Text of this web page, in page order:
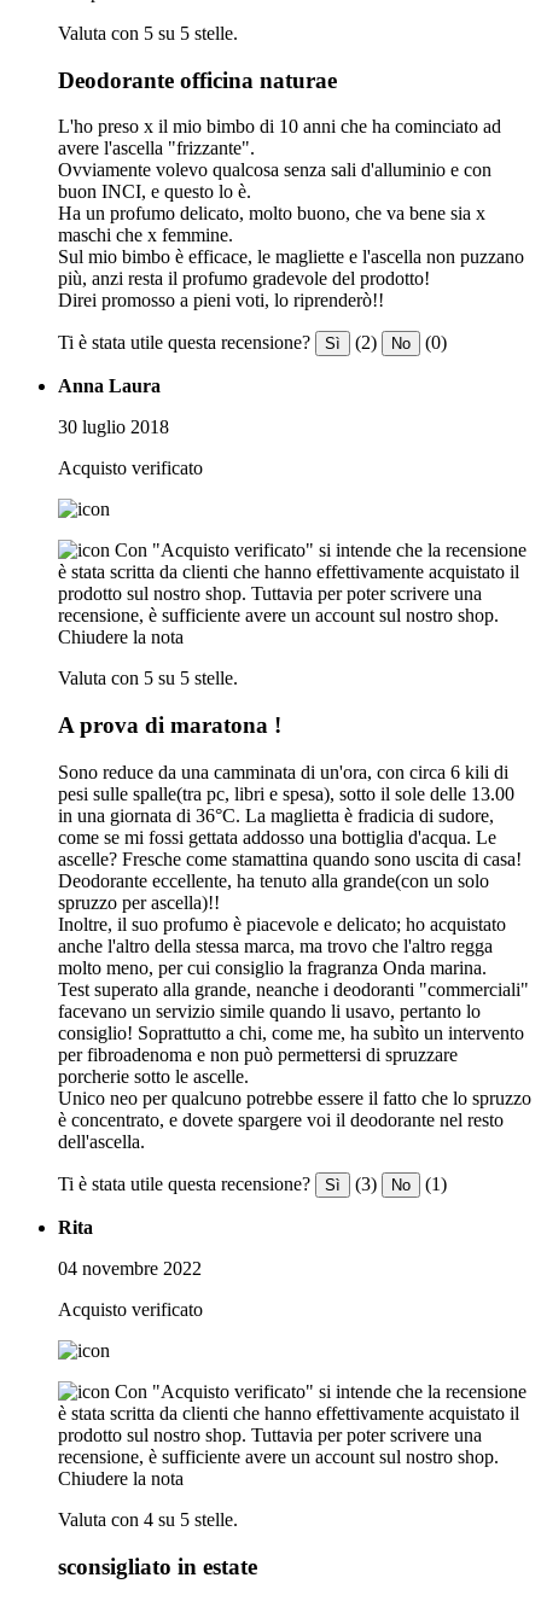
Valuta con 5 su 5 stelle.
Deodorante officina naturae
L'ho preso x il mio bimbo di 10 anni che ha cominciato ad
avere l'ascella "frizzante".
Ovviamente volevo qualcosa senza sali d'alluminio e con
buon INCI, e questo lo è.
Ha un profumo delicato, molto buono, che va bene sia x
maschi che x femmine.
Sul mio bimbo è efficace, le magliette e l'ascella non puzzano
più, anzi resta il profumo gradevole del prodotto!
Direi promosso a pieni voti, lo riprenderò!!
Ti è stata utile questa recensione? Sì (2) No (0)
Anna Laura
30 luglio 2018
Acquisto verificato
Con "Acquisto verificato" si intende che la recensione
è stata scritta da clienti che hanno effettivamente acquistato il
prodotto sul nostro shop. Tuttavia per poter scrivere una
recensione, è sufficiente avere un account sul nostro shop.
Chiudere la nota
Valuta con 5 su 5 stelle.
A prova di maratona !
Sono reduce da una camminata di un'ora, con circa 6 kili di
pesi sulle spalle(tra pc, libri e spesa), sotto il sole delle 13.00
in una giornata di 36°C. La maglietta è fradicia di sudore,
come se mi fossi gettata addosso una bottiglia d'acqua. Le
ascelle? Fresche come stamattina quando sono uscita di casa!
Deodorante eccellente, ha tenuto alla grande(con un solo
spruzzo per ascella)!!
Inoltre, il suo profumo è piacevole e delicato; ho acquistato
anche l'altro della stessa marca, ma trovo che l'altro regga
molto meno, per cui consiglio la fragranza Onda marina.
Test superato alla grande, neanche i deodoranti "commerciali"
facevano un servizio simile quando li usavo, pertanto lo
consiglio! Soprattutto a chi, come me, ha subìto un intervento
per fibroadenoma e non può permettersi di spruzzare
porcherie sotto le ascelle.
Unico neo per qualcuno potrebbe essere il fatto che lo spruzzo
è concentrato, e dovete spargere voi il deodorante nel resto
dell'ascella.
Ti è stata utile questa recensione? Sì (3) No (1)
Rita
04 novembre 2022
Acquisto verificato
Con "Acquisto verificato" si intende che la recensione
è stata scritta da clienti che hanno effettivamente acquistato il
prodotto sul nostro shop. Tuttavia per poter scrivere una
recensione, è sufficiente avere un account sul nostro shop.
Chiudere la nota
Valuta con 4 su 5 stelle.
sconsigliato in estate